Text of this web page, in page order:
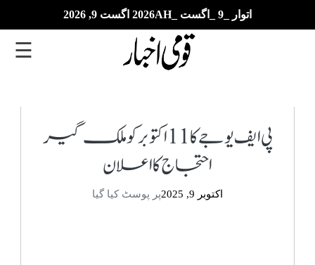
اتوار _9 _اگست _2026AH اگست 9, 2026
☰
پی ایف یو جے کا 11 اکتوبر کو ملک گیر
احتجاج کا اعلان
اکتوبر 9, 2025 پر پوسٹ کیا گیا